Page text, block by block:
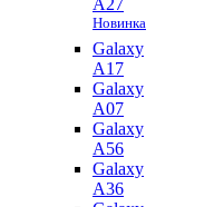
Новинка
Galaxy
A17
Galaxy
A07
Galaxy
A56
Galaxy
A36